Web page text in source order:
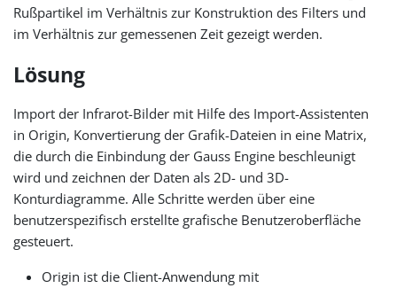
Rußpartikel im Verhältnis zur Konstruktion des Filters und
im Verhältnis zur gemessenen Zeit gezeigt werden.
Lösung
Import der Infrarot-Bilder mit Hilfe des Import-Assistenten
in Origin, Konvertierung der Grafik-Dateien in eine Matrix,
die durch die Einbindung der Gauss Engine beschleunigt
wird und zeichnen der Daten als 2D- und 3D-
Konturdiagramme. Alle Schritte werden über eine
benutzerspezifisch erstellte grafische Benutzeroberfläche
gesteuert.
Origin ist die Client-Anwendung mit